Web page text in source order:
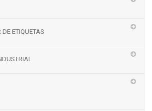
ETIQUETAS